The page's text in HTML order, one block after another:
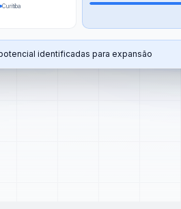
Curitiba
identificadas para expansão